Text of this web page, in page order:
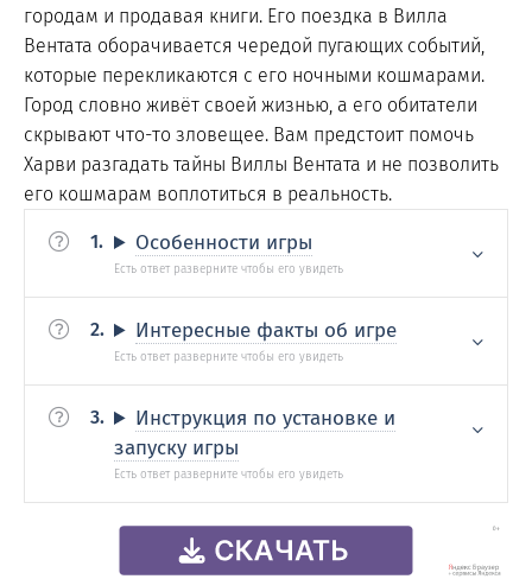
городам и продавая книги. Его поездка в Вилла
Вентата оборачивается чередой пугающих событий,
которые перекликаются с его ночными кошмарами.
Город словно живёт своей жизнью, а его обитатели
скрывают что-то зловещее. Вам предстоит помочь
Харви разгадать тайны Виллы Вентата и не позволить
его кошмарам воплотиться в реальность.
Особенности игры
Интересные факты об игре
Инструкция по установке и
запуску игры